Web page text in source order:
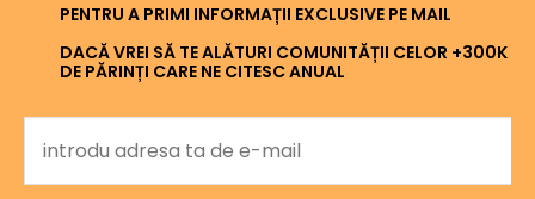
PENTRU A PRIMI INFORMAȚII EXCLUSIVE PE MAIL
DACĂ VREI SĂ TE ALĂTURI COMUNITĂȚII CELOR +300K
DE PĂRINȚI CARE NE CITESC ANUAL